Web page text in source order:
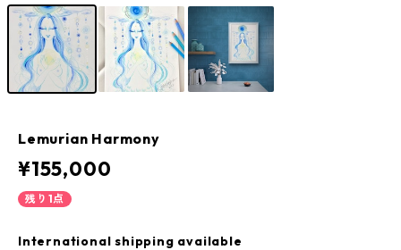
Lemurian Harmony
¥155,000
残り1点
International shipping available